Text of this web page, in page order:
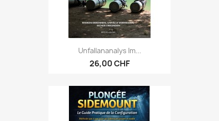
Unfallananalys Im...
26,00 CHF